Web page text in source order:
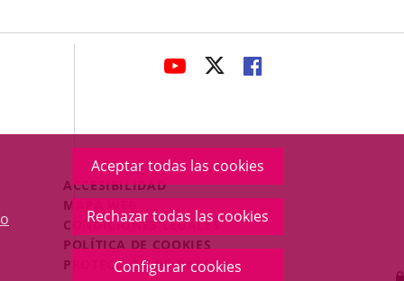
Aceptar todas las cookies
Rechazar todas las cookies
Configurar cookies
ENLACE
APLICACIÓN
EXTERNA.
ENLACE
APLICACIÓN
EXTERNA.
ENLACE
APLICACIÓN
EXTERNA.
Menú
Legal
Footer
ACCESIBILIDAD
MAPA WEB
CONDICIONES LEGALES
POLÍTICA DE COOKIES
PROTECCIÓN DE DATOS